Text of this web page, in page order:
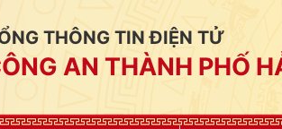
THÔNG TIN ĐIỆN TỬ
AN THÀNH PHỐ